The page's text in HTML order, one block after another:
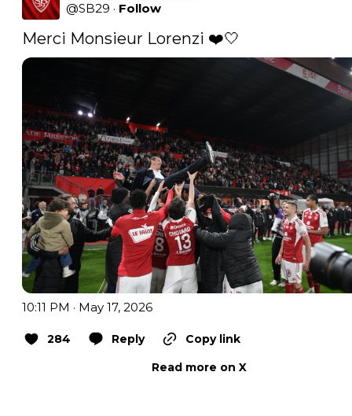
@SB29 · Follow
Merci Monsieur Lorenzi ❤️🤍
10:11 PM · May 17, 2026
284 Reply
Copy link
Read more on X